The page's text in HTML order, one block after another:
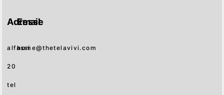
Adresse
alfassi
20
tel
Email
home@thetelavivi.com